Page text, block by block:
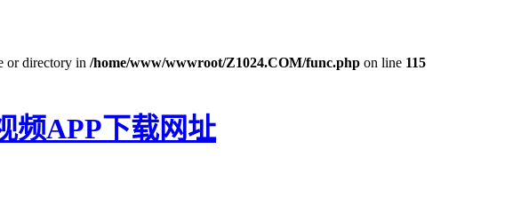
or directory in /home/www/wwwroot/Z1024.COM/func.php on line 115
频APP下载网址